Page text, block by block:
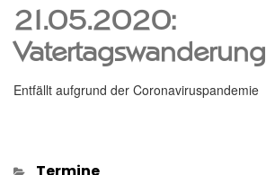
21.05.2020:
Vatertagswanderung
Entfällt aufgrund der Coronaviruspandemie
Kategorien